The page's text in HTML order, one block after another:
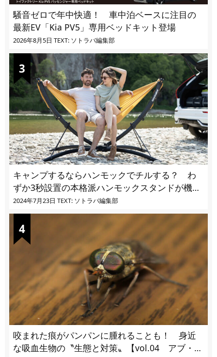
騒音ゼロで年中快適！ 車中泊ベースに注目の
最新EV「Kia PV5」専用ベッドキット登場
2026年8月5日 TEXT: ソトラバ編集部
キャンプするならハンモックでチルする？ わ
ずか3秒設置の本格派ハンモックスタンドが機能
的過ぎる
2024年7月23日 TEXT: ソトラバ編集部
咬まれた痕がパンパンに腫れることも！ 身近
な吸血生物の〝生態と対策〟【vol.04 アブ・ブ